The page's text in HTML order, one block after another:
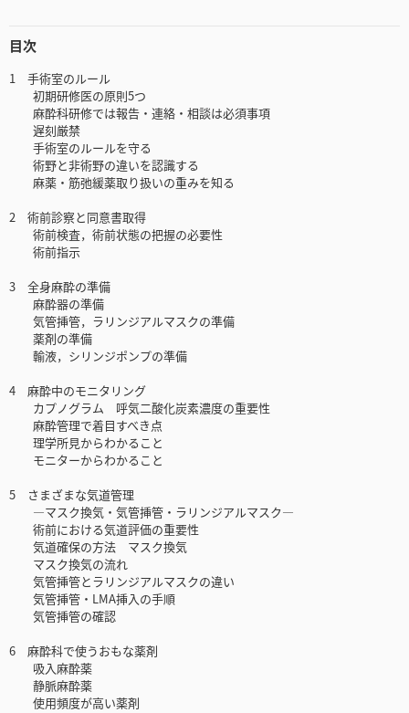
目次
1 手術室のルール
初期研修医の原則5つ
麻酔科研修では報告・連絡・相談は必須事項
遅刻厳禁
手術室のルールを守る
術野と非術野の違いを認識する
麻薬・筋弛緩薬取り扱いの重みを知る
2 術前診察と同意書取得
術前検査，術前状態の把握の必要性
術前指示
3 全身麻酔の準備
麻酔器の準備
気管挿管，ラリンジアルマスクの準備
薬剤の準備
輸液，シリンジポンプの準備
4 麻酔中のモニタリング
カプノグラム 呼気二酸化炭素濃度の重要性
麻酔管理で着目すべき点
理学所見からわかること
モニターからわかること
5 さまざまな気道管理
―マスク換気・気管挿管・ラリンジアルマスク―
術前における気道評価の重要性
気道確保の方法 マスク換気
マスク換気の流れ
気管挿管とラリンジアルマスクの違い
気管挿管・LMA挿入の手順
気管挿管の確認
6 麻酔科で使うおもな薬剤
吸入麻酔薬
静脈麻酔薬
使用頻度が高い薬剤